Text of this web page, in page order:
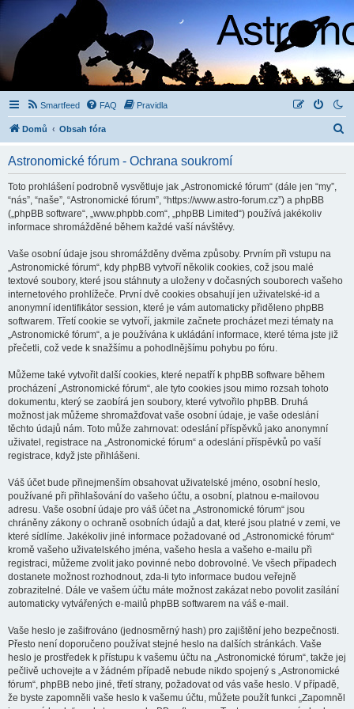
Smartfeed FAQ Pravidla
Domů Obsah fóra
Astronomické fórum - Ochrana soukromí
Toto prohlášení podrobně vysvětluje jak „Astronomické fórum“ (dále jen “my”,
“nás”, “naše”, “Astronomické fórum”, “https://www.astro-forum.cz”) a phpBB
(„phpBB software“, „www.phpbb.com“, „phpBB Limited“) používá jakékoliv
informace shromážděné během každé vaší návštěvy.
Vaše osobní údaje jsou shromážděny dvěma způsoby. Prvním při vstupu na
„Astronomické fórum“, kdy phpBB vytvoří několik cookies, což jsou malé
textové soubory, které jsou stáhnuty a uloženy v dočasných souborech vašeho
internetového prohlížeče. První dvě cookies obsahují jen uživatelské-id a
anonymní identifikátor session, které je vám automaticky přiděleno phpBB
softwarem. Třetí cookie se vytvoří, jakmile začnete procházet mezi tématy na
„Astronomické fórum“, a je používána k ukládání informace, které téma jste již
přečetli, což vede k snažšímu a pohodlnějšímu pohybu po fóru.
Můžeme také vytvořit další cookies, které nepatří k phpBB software během
procházení „Astronomické fórum“, ale tyto cookies jsou mimo rozsah tohoto
dokumentu, který se zaobírá jen soubory, které vytvořilo phpBB. Druhá
možnost jak můžeme shromažďovat vaše osobní údaje, je vaše odeslání
těchto údajů nám. Toto může zahrnovat: odeslání příspěvků jako anonymní
uživatel, registrace na „Astronomické fórum“ a odeslání příspěvků po vaší
registrace, když jste přihlášeni.
Váš účet bude přinejmenším obsahovat uživatelské jméno, osobní heslo,
používané při přihlašování do vašeho účtu, a osobní, platnou e-mailovou
adresu. Vaše osobní údaje pro váš účet na „Astronomické fórum“ jsou
chráněny zákony o ochraně osobních údajů a dat, které jsou platné v zemi, ve
které sídlíme. Jakékoliv jiné informace požadované od „Astronomické fórum“
kromě vašeho uživatelského jména, vašeho hesla a vašeho e-mailu při
registraci, můžeme zvolit jako povinné nebo dobrovolné. Ve všech případech
dostanete možnost rozhodnout, zda-li tyto informace budou veřejně
zobrazitelné. Dále ve vašem účtu máte možnost zakázat nebo povolit zasílání
automaticky vytvářených e-mailů phpBB softwarem na váš e-mail.
Vaše heslo je zašifrováno (jednosměrný hash) pro zajištění jeho bezpečnosti.
Přesto není doporučeno používat stejné heslo na dalších stránkách. Vaše
heslo je prostředek k přístupu k vašemu účtu na „Astronomické fórum“, takže jej
pečlivě uchovejte a v žádném případě nebude nikdo spojený s „Astronomické
fórum“, phpBB nebo jiné, třetí strany, požadovat od vás vaše heslo. V případě,
že byste zapomněli vaše heslo k vašemu účtu, můžete použít funkci „Zapomněl